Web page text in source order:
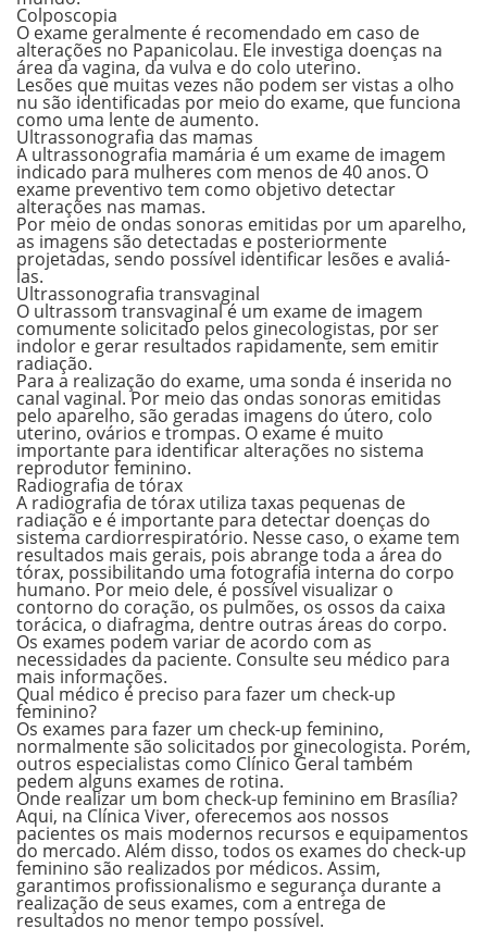
Colposcopia
O exame geralmente é recomendado em caso de
alterações no Papanicolau. Ele investiga doenças na
área da vagina, da vulva e do colo uterino.
Lesões que muitas vezes não podem ser vistas a olho
nu são identificadas por meio do exame, que funciona
como uma lente de aumento.
Ultrassonografia das mamas
A ultrassonografia mamária é um exame de imagem
indicado para mulheres com menos de 40 anos. O
exame preventivo tem como objetivo detectar
alterações nas mamas.
Por meio de ondas sonoras emitidas por um aparelho,
as imagens são detectadas e posteriormente
projetadas, sendo possível identificar lesões e avaliá-
las.
Ultrassonografia transvaginal
O ultrassom transvaginal é um exame de imagem
comumente solicitado pelos ginecologistas, por ser
indolor e gerar resultados rapidamente, sem emitir
radiação.
Para a realização do exame, uma sonda é inserida no
canal vaginal. Por meio das ondas sonoras emitidas
pelo aparelho, são geradas imagens do útero, colo
uterino, ovários e trompas. O exame é muito
importante para identificar alterações no sistema
reprodutor feminino.
Radiografia de tórax
A radiografia de tórax utiliza taxas pequenas de
radiação e é importante para detectar doenças do
sistema cardiorrespiratório. Nesse caso, o exame tem
resultados mais gerais, pois abrange toda a área do
tórax, possibilitando uma fotografia interna do corpo
humano. Por meio dele, é possível visualizar o
contorno do coração, os pulmões, os ossos da caixa
torácica, o diafragma, dentre outras áreas do corpo.
Os exames podem variar de acordo com as
necessidades da paciente. Consulte seu médico para
mais informações.
Qual médico é preciso para fazer um check-up
feminino?
Os exames para fazer um check-up feminino,
normalmente são solicitados por ginecologista. Porém,
outros especialistas como Clínico Geral também
pedem alguns exames de rotina.
Onde realizar um bom check-up feminino em Brasília?
Aqui, na Clínica Viver, oferecemos aos nossos
pacientes os mais modernos recursos e equipamentos
do mercado. Além disso, todos os exames do check-up
feminino são realizados por médicos. Assim,
garantimos profissionalismo e segurança durante a
realização de seus exames, com a entrega de
resultados no menor tempo possível.